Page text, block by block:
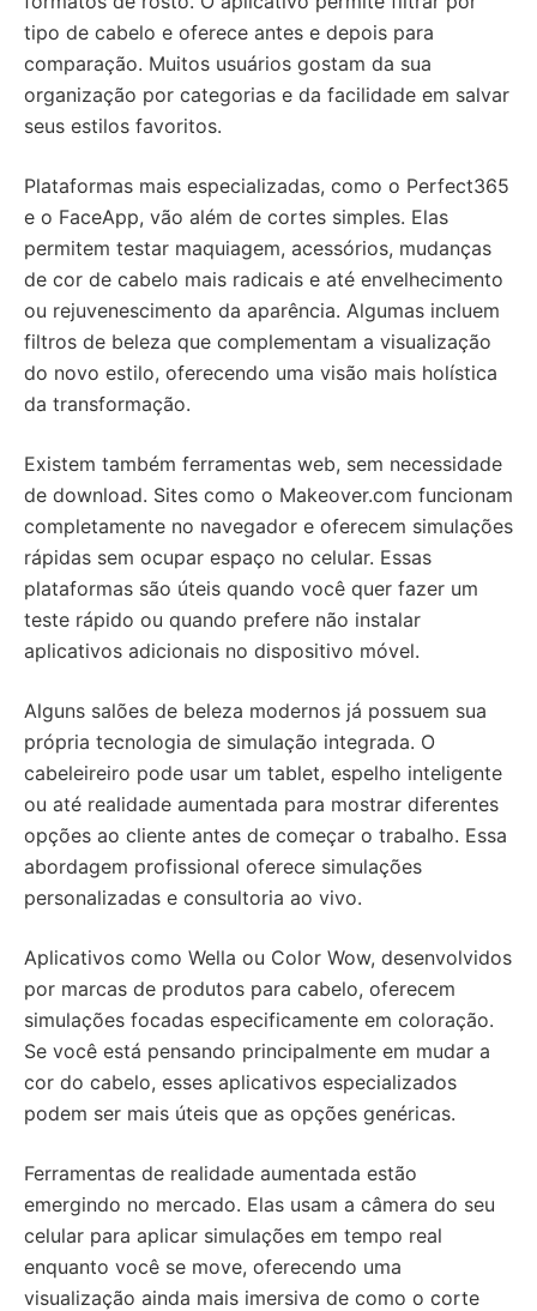
tipo de cabelo e oferece antes e depois para
comparação. Muitos usuários gostam da sua
organização por categorias e da facilidade em salvar
seus estilos favoritos.
Plataformas mais especializadas, como o Perfect365
e o FaceApp, vão além de cortes simples. Elas
permitem testar maquiagem, acessórios, mudanças
de cor de cabelo mais radicais e até envelhecimento
ou rejuvenescimento da aparência. Algumas incluem
filtros de beleza que complementam a visualização
do novo estilo, oferecendo uma visão mais holística
da transformação.
Existem também ferramentas web, sem necessidade
de download. Sites como o Makeover.com funcionam
completamente no navegador e oferecem simulações
rápidas sem ocupar espaço no celular. Essas
plataformas são úteis quando você quer fazer um
teste rápido ou quando prefere não instalar
aplicativos adicionais no dispositivo móvel.
Alguns salões de beleza modernos já possuem sua
própria tecnologia de simulação integrada. O
cabeleireiro pode usar um tablet, espelho inteligente
ou até realidade aumentada para mostrar diferentes
opções ao cliente antes de começar o trabalho. Essa
abordagem profissional oferece simulações
personalizadas e consultoria ao vivo.
Aplicativos como Wella ou Color Wow, desenvolvidos
por marcas de produtos para cabelo, oferecem
simulações focadas especificamente em coloração.
Se você está pensando principalmente em mudar a
cor do cabelo, esses aplicativos especializados
podem ser mais úteis que as opções genéricas.
Ferramentas de realidade aumentada estão
emergindo no mercado. Elas usam a câmera do seu
celular para aplicar simulações em tempo real
enquanto você se move, oferecendo uma
visualização ainda mais imersiva de como o corte